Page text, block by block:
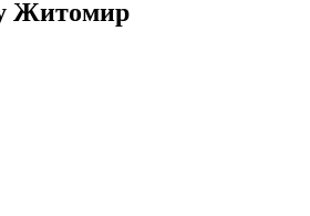
Житомир